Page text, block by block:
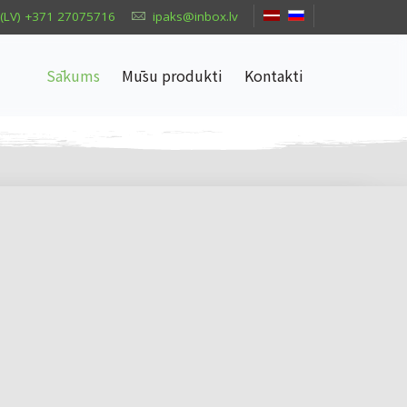
(LV) +371 27075716 ipaks@inbox.lv
Sākums Mūsu produkti Kontakti